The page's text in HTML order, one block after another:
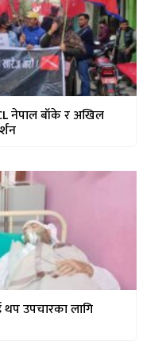
नेपाल बाँके र अखिल
थप उपचारका लागि